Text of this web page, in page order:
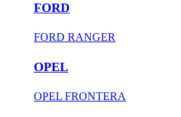
FORD
FORD RANGER
OPEL
OPEL FRONTERA